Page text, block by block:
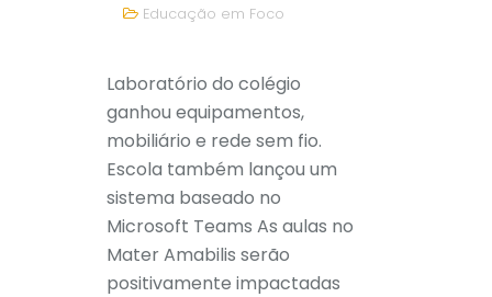
Educação em Foco
Laboratório do colégio
ganhou equipamentos,
mobiliário e rede sem fio.
Escola também lançou um
sistema baseado no
Microsoft Teams As aulas no
Mater Amabilis serão
positivamente impactadas